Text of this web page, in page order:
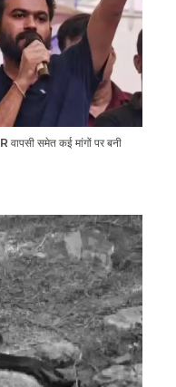
वापसी समेत कई मांगों पर बनी